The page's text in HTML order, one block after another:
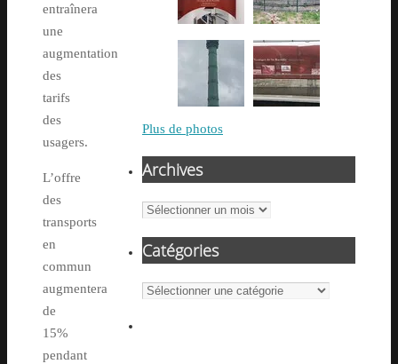
entraînera
une
augmentation
des
tarifs
des
usagers.
L’offre
des
transports
en
commun
augmentera
de
15%
pendant
Plus de photos
Archives
Archives
Catégories
Catégories